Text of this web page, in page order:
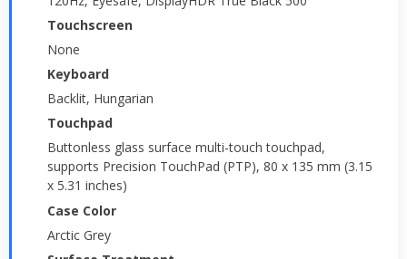
Touchscreen
None
Keyboard
Backlit, Hungarian
Touchpad
Buttonless glass surface multi-touch touchpad,
supports Precision TouchPad (PTP), 80 x 135 mm (3.15
x 5.31 inches)
Case Color
Arctic Grey